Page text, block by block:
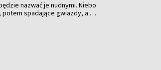
nazwać je nudnymi. Niebo
spadające gwiazdy, a na